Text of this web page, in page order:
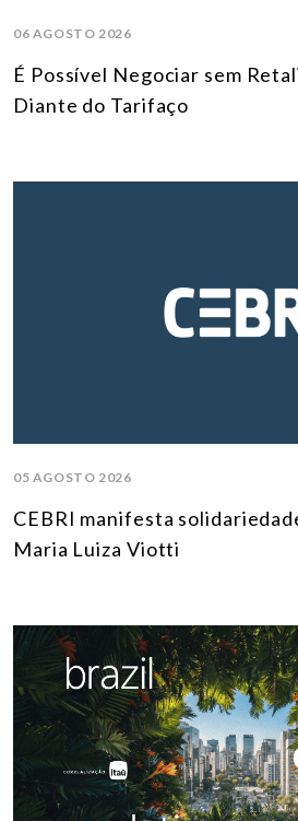
06 AGOSTO 2026
É Possível Negociar sem
Diante do Tarifaço
05 AGOSTO 2026
CEBRI manifesta
Maria Luiza Viotti